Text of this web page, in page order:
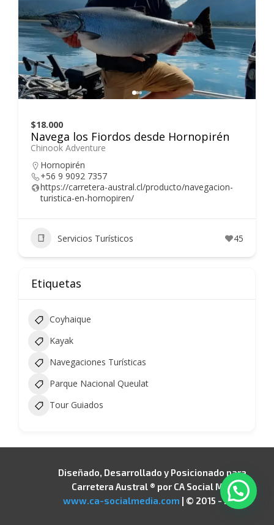
$18.000
Navega los Fiordos desde Hornopirén
Chinook Adventure
Hornopirén
+56 9 9092 7357
https://carretera-austral.cl/producto/navegacion-
turistica-en-hornopiren/
Servicios Turísticos 45
Etiquetas
Coyhaique
Kayak
Navegaciones Turísticas
Parque Nacional Queulat
Tour Guiados
Diseñado, Desarrollado y Posicionado para
Carretera Austral ® por CA Social Media |
www.ca-socialmedia.com | © 2015 - 2026